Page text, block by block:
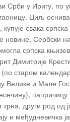
Срби у Иригу, по
Циљ
свака
новине, Сербски
српска
Димитрије
старом
Велике и Мале
други род од
и међудневичка